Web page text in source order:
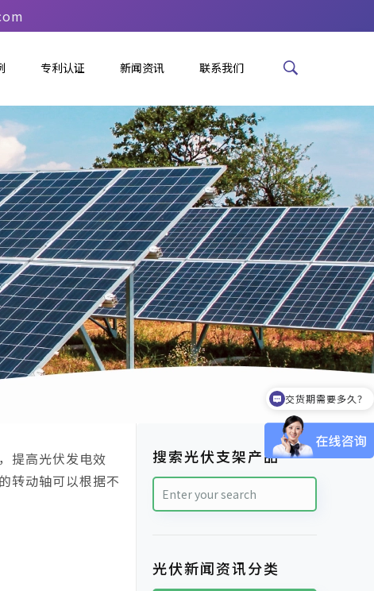
专利认证 新闻资讯 联系我们
提高光伏发电效
转动轴可以根据不
搜索光伏支架产品
光伏新闻资讯分类
可以提供样品吗？